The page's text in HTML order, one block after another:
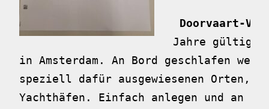
Doorvaart-
Jahre gültig.
in Amsterdam. An Bord geschlafen
speziell dafür ausgewiesenen Orten,
Yachthäfen. Einfach anlegen und an